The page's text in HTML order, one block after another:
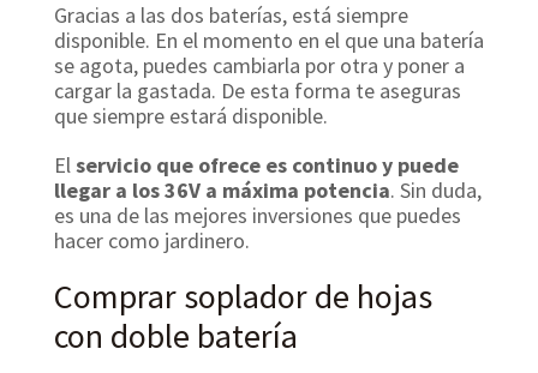
Gracias a las dos baterías, está siempre
disponible. En el momento en el que una batería
se agota, puedes cambiarla por otra y poner a
cargar la gastada. De esta forma te aseguras
que siempre estará disponible.
Elservicio que ofrece es continuo y puede
llegar a los 36V a máxima potencia. Sin duda,
es una de las mejores inversiones que puedes
hacer como jardinero.
Comprar soplador de hojas
con doble batería